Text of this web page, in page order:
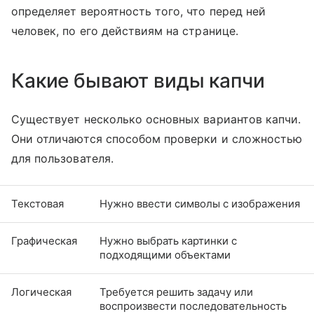
определяет вероятность того, что перед ней
человек, по его действиям на странице.
Какие бывают виды капчи
Существует несколько основных вариантов капчи.
Они отличаются способом проверки и сложностью
для пользователя.
Текстовая Нужно ввести символы с изображения
Графическая
Нужно выбрать картинки с
подходящими объектами
Логическая
Требуется решить задачу или
воспроизвести последовательность